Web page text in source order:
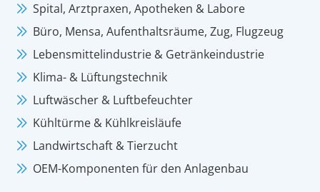
Spital, Arztpraxen, Apotheken & Labore
Büro, Mensa, Aufenthaltsräume, Zug, Flugzeug
Lebensmittelindustrie & Getränkeindustrie
Klima- & Lüftungstechnik
Luftwäscher & Luftbefeuchter
Kühltürme & Kühlkreisläufe
Landwirtschaft & Tierzucht
OEM-Komponenten für den Anlagenbau